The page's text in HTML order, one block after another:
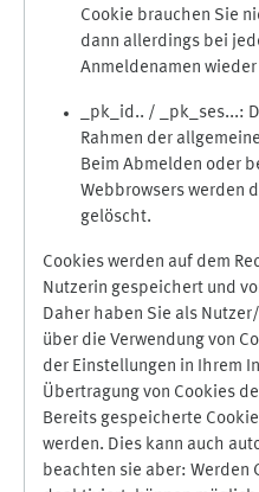
Cookie brauchen Sie
dann allerdings bei
Anmeldenamen
_pk_id.. / _pk_ses...:
Rahmen der
Beim Abmelden oder
Webbrowsers werden
gelöscht.
Cookies werden auf dem
Nutzerin gespeichert und
Daher haben Sie als
über die Verwendung von
der Einstellungen in Ihrem
Übertragung von Cookies
Bereits gespeicherte
werden. Dies kann auch
beachten sie aber: Werden